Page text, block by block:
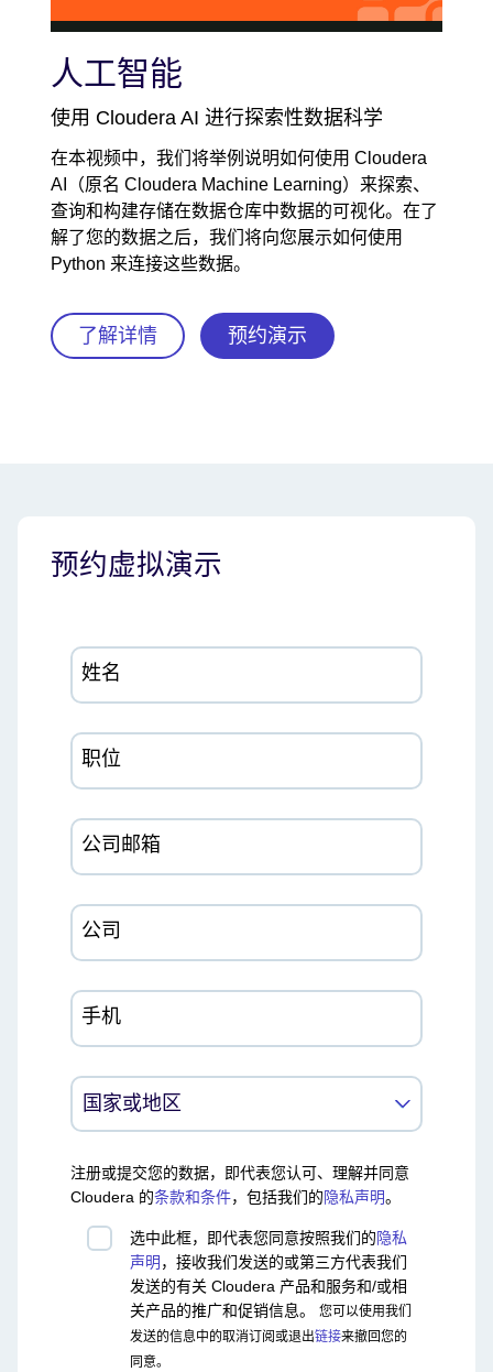
人工智能
使用 Cloudera AI 进行探索性数据科学
在本视频中，我们将举例说明如何使用 Cloudera
AI（原名 Cloudera Machine Learning）来探索、
查询和构建存储在数据仓库中数据的可视化。在了
解了您的数据之后，我们将向您展示如何使用
Python 来连接这些数据。
了解详情 预约演示
预约虚拟演示
姓名
职位
公司邮箱
公司
手机
注册或提交您的数据，即代表您认可、理解并同意
Cloudera 的条款和条件，包括我们的隐私声明。
选中此框，即代表您同意按照我们的隐私
声明 ，接收我们发送的或第三方代表我们
发送的有关 Cloudera 产品和服务和/或相
关产品的推广和促销信息。 您可以使用我们
发送的信息中的取消订阅或退出链接来撤回您的
同意。